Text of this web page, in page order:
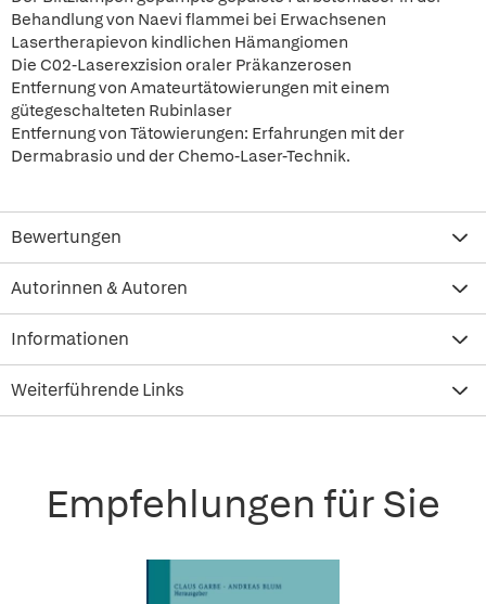
Behandlung von Naevi flammei bei Erwachsenen
Lasertherapievon kindlichen Hämangiomen
Die C02-Laserexzision oraler Präkanzerosen
Entfernung von Amateurtätowierungen mit einem
gütegeschalteten Rubinlaser
Entfernung von Tätowierungen: Erfahrungen mit der
Dermabrasio und der Chemo-Laser-Technik.
Bewertungen
Autorinnen & Autoren
Informationen
Weiterführende Links
Empfehlungen für Sie